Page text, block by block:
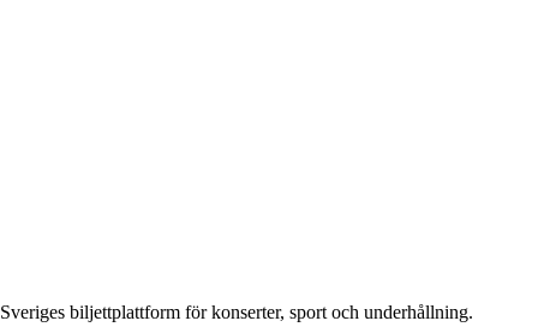
Sveriges biljettplattform för konserter, sport och underhållning.